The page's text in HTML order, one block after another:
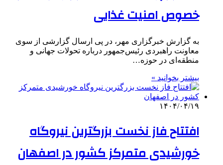
خصوص امنیت غذایی
به گزارش خبرگزاری مهر، در پی ارسال گزارشی از سوی
معاونت راهبردی رئیس‌جمهور درباره تحولات جهانی و
منطقه‌ای در حوزه…
بیشتر بخوانید »
۱۴۰۴/۰۴/۱۹
افتتاح فاز نخست بزرگترین نیروگاه
خورشیدی متمرکز کشور در اصفهان